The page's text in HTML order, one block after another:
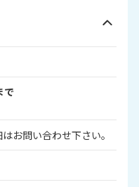
で
問い合わせ下さい。